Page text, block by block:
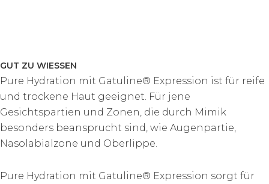
GUT ZU WIESSEN
Pure Hydration mit Gatuline® Expression ist für reife
und trockene Haut geeignet. Für jene
Gesichtspartien und Zonen, die durch Mimik
besonders beansprucht sind, wie Augenpartie,
Nasolabialzone und Oberlippe.
Pure Hydration mit Gatuline® Expression sorgt für